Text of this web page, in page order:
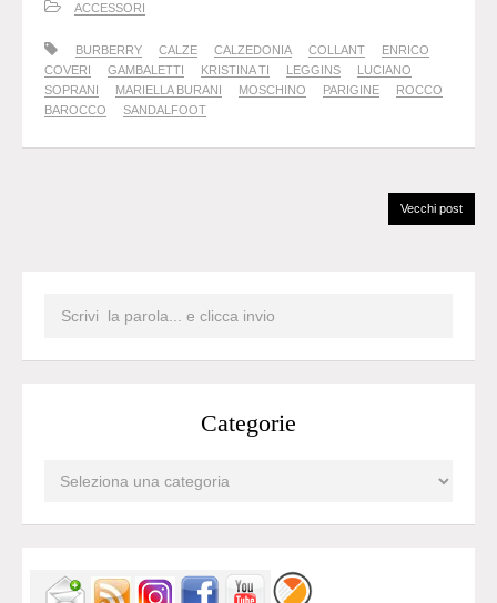
ACCESSORI
BURBERRY CALZE CALZEDONIA COLLANT
ENRICO
COVERI
GAMBALETTI KRISTINA TI LEGGINS
LUCIANO
SOPRANI
MARIELLA BURANI MOSCHINO PARIGINE
ROCCO
BAROCCO
SANDALFOOT
Vecchi post
Categorie